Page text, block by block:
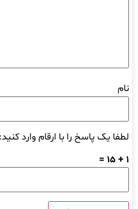
نام
لطفا یک پاسخ را با ارقام وارد کنید:
1 + 15 =